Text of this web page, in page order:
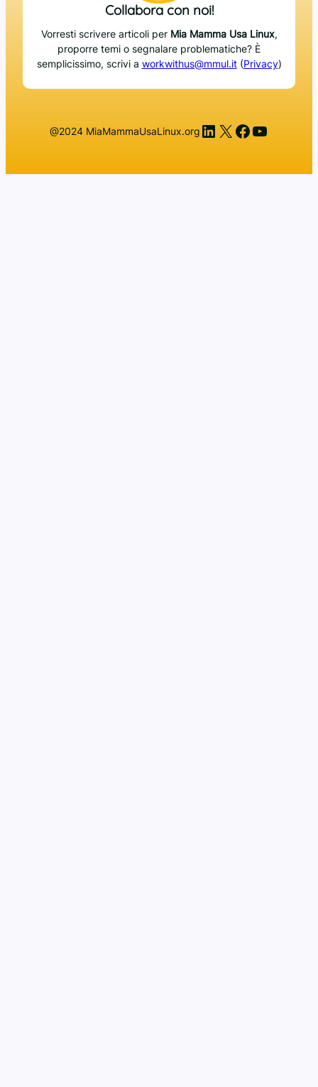
Collabora con noi!
Vorresti scrivere articoli per Mia Mamma Usa Linux,
proporre temi o segnalare problematiche? È
semplicissimo, scrivi a workwithus@mmul.it(Privacy)
@2024 MiaMammaUsaLinux.org LinkedIn
X Facebook